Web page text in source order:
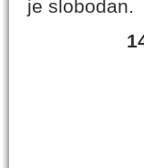
je slobodan.